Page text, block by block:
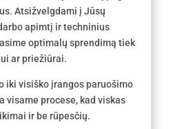
Atsižvelgdami į Jūsų
apimtį ir techninius
optimalų sprendimą tiek
ar priežiūrai.
iki visiško įrangos paruošimo
visame procese, kad viskas
ir be rūpesčių.